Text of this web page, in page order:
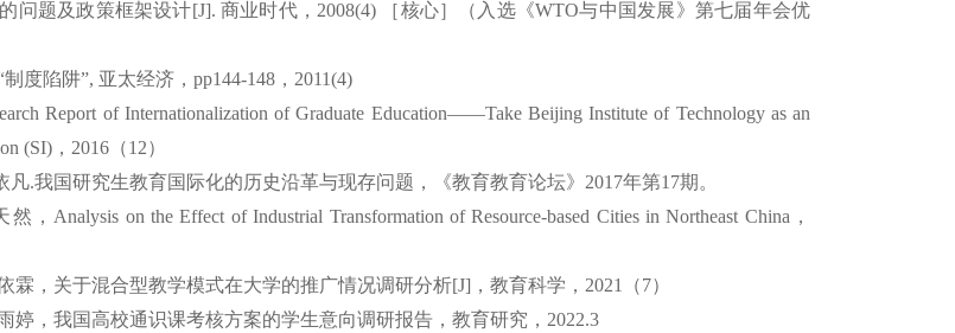
问题及政策框架设计[J]. 商业时代， 2008(4) ［核心］（入选《WTO与中国发展》第七届年会优
制度陷阱”, 亚太经济， pp144-148 ， 2011(4)
Report of Internationalization of Graduate Education——Take Beijing Institute of Technology as an
(SI) ， 2016 （12）
凡.我国研究生教育国际化的历史沿革与现存问题，《教育教育论坛》 2017年第17期。
然， Analysis on the Effect of Industrial Transformation of Resource-based Cities in Northeast China ，
依霖，关于混合型教学模式在大学的推广情况调研分析[J] ，教育科学， 2021 （7）
婷，我国高校通识课考核方案的学生意向调研报告，教育研究， 2022.3